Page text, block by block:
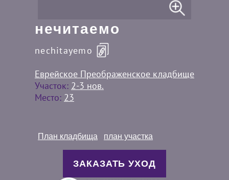
нечитаемо
nechitayemo
Еврейское Преображенское кладбище
Участок: 2-3 нов.
Место: 23
План кладбища план участка
ЗАКАЗАТЬ УХОД